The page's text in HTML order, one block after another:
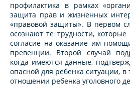
профилактика в рамках
защита прав и жизненных
«правовой защиты». В первом
осознают те трудности,
согласие на оказание им
превенции. Второй случай
когда имеются данные,
опасной для ребенка ситуации,
отношении ребенка уголовного